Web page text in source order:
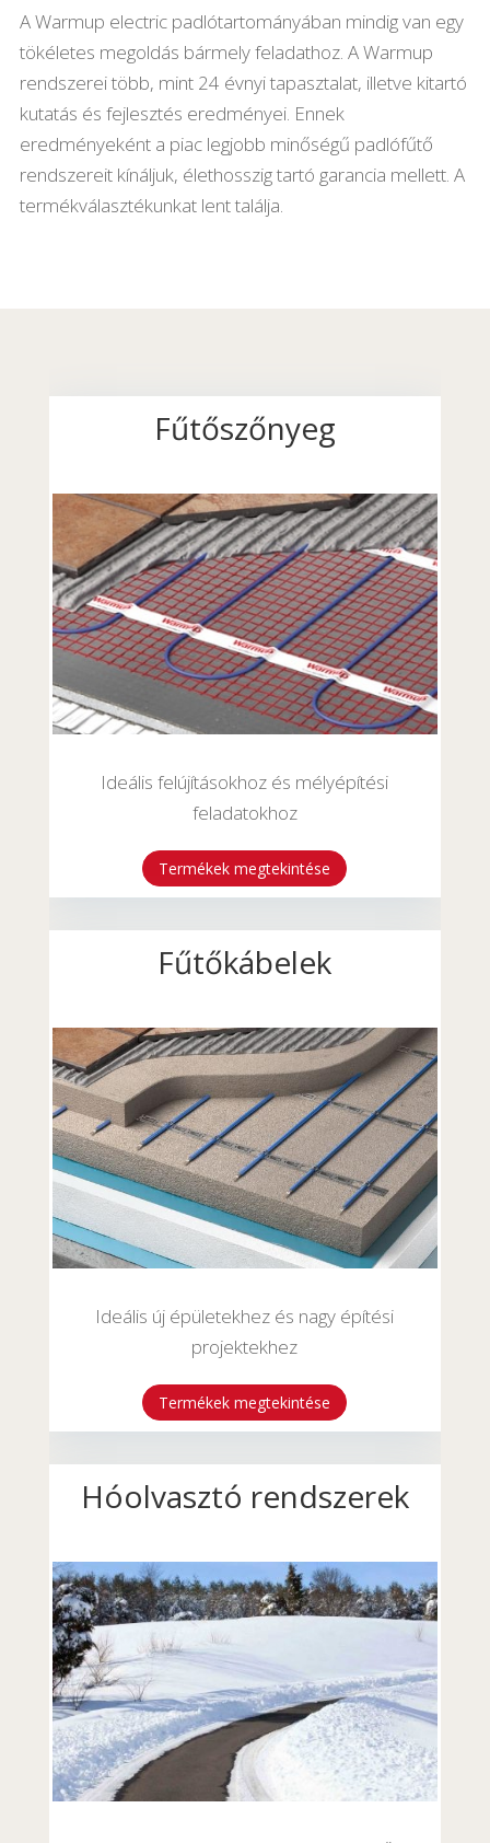
A Warmup electric padlótartományában mindig van egy
tökéletes megoldás bármely feladathoz. A Warmup
rendszerei több, mint 24 évnyi tapasztalat, illetve kitartó
kutatás és fejlesztés eredményei. Ennek
eredményeként a piac legjobb minőségű padlófűtő
rendszereit kínáljuk, élethosszig tartó garancia mellett. A
termékválasztékunkat lent találja.
Fűtőszőnyeg
Ideális felújításokhoz és mélyépítési
feladatokhoz
Termékek megtekintése
Fűtőkábelek
Ideális új épületekhez és nagy építési
projektekhez
Termékek megtekintése
Hóolvasztó rendszerek